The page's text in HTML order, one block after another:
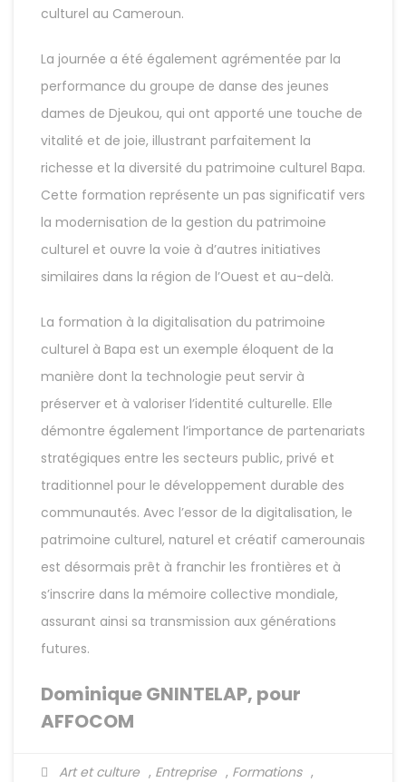
culturel au Cameroun.
La journée a été également agrémentée par la
performance du groupe de danse des jeunes
dames de Djeukou, qui ont apporté une touche de
vitalité et de joie, illustrant parfaitement la
richesse et la diversité du patrimoine culturel Bapa.
Cette formation représente un pas significatif vers
la modernisation de la gestion du patrimoine
culturel et ouvre la voie à d’autres initiatives
similaires dans la région de l’Ouest et au-delà.
La formation à la digitalisation du patrimoine
culturel à Bapa est un exemple éloquent de la
manière dont la technologie peut servir à
préserver et à valoriser l’identité culturelle. Elle
démontre également l’importance de partenariats
stratégiques entre les secteurs public, privé et
traditionnel pour le développement durable des
communautés. Avec l’essor de la digitalisation, le
patrimoine culturel, naturel et créatif camerounais
est désormais prêt à franchir les frontières et à
s’inscrire dans la mémoire collective mondiale,
assurant ainsi sa transmission aux générations
futures.
Dominique GNINTELAP, pour
AFFOCOM
Art et culture , Entreprise , Formations ,